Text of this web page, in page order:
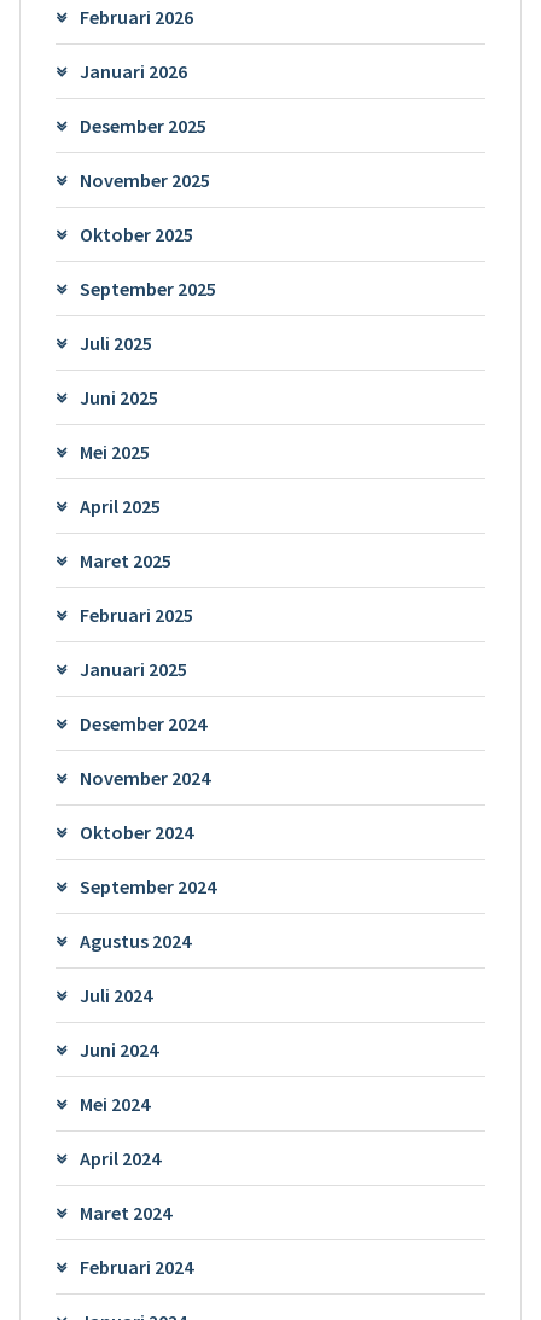
Februari 2026
Januari 2026
Desember 2025
November 2025
Oktober 2025
September 2025
Juli 2025
Juni 2025
Mei 2025
April 2025
Maret 2025
Februari 2025
Januari 2025
Desember 2024
November 2024
Oktober 2024
September 2024
Agustus 2024
Juli 2024
Juni 2024
Mei 2024
April 2024
Maret 2024
Februari 2024